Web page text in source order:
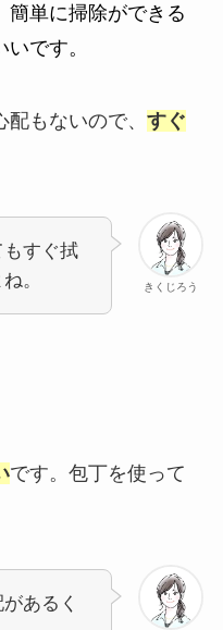
簡単に掃除ができる
です。
もないので、 すぐ
きくじろう
すぐ拭
。
です。包丁を使って
あるく